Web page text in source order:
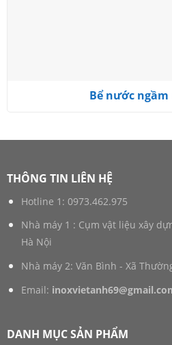
Bể nước ngầm
THÔNG TIN LIÊN HỆ
Hotline 1: 0973.462.975
Nhà máy 1 : Cụm vật liệu xây
Hà Nội
Nhà máy 2: Văn Bình - Xã
Email:
DANH MỤC SẢN PHẨM